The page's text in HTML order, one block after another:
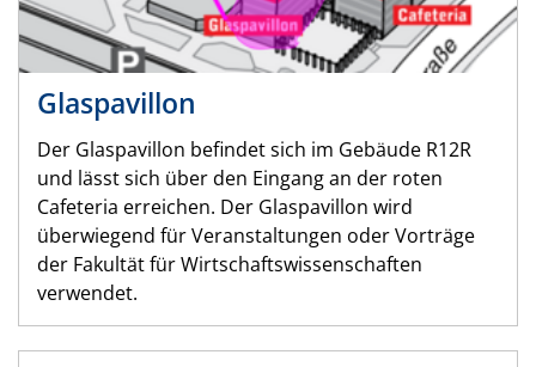
Glaspavillon
Der Glaspavillon befindet sich im Gebäude R12R
und lässt sich über den Eingang an der roten
Cafeteria erreichen. Der Glaspavillon wird
überwiegend für Veranstaltungen oder Vorträge
der Fakultät für Wirtschaftswissenschaften
verwendet.